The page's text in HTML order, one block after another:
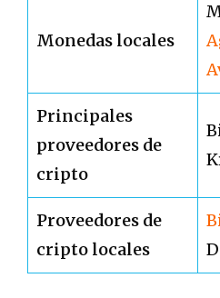
Monedas locales
Principales
proveedores de
cripto
Proveedores de
cripto locales